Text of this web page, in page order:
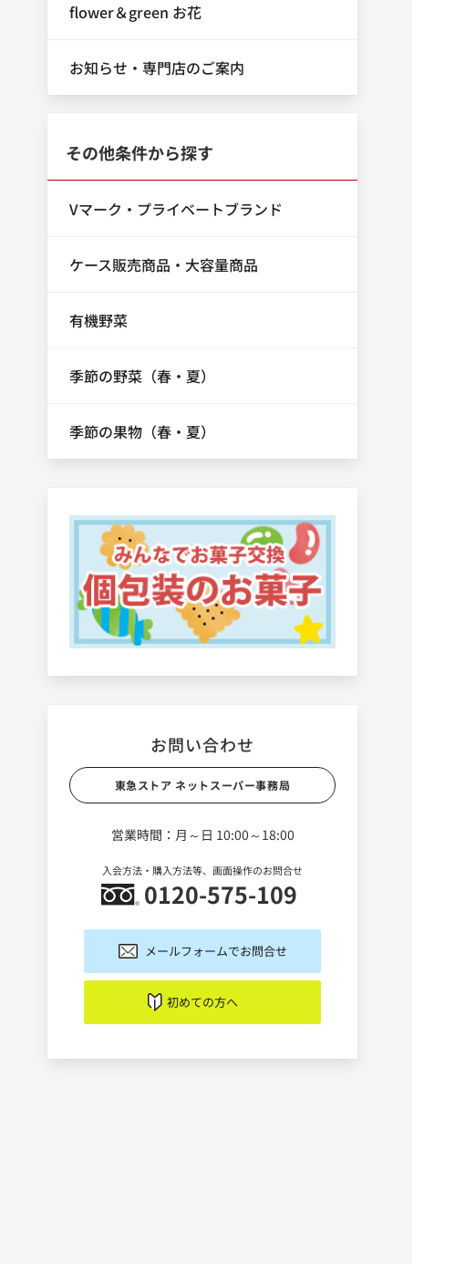
flower＆green お花
お知らせ・専門店のご案内
その他条件から探す
Vマーク・プライベートブランド
ケース販売商品・大容量商品
有機野菜
季節の野菜（春・夏）
季節の果物（春・夏）
お問い合わせ
東急ストア ネットスーパー事務局
営業時間：月～日 10:00～18:00
入会方法・購入方法等、画面操作のお問合せ
0120-575-109
メールフォームでお問合せ
初めての方へ